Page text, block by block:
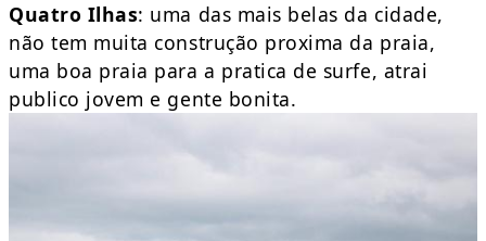
Quatro Ilhas: uma das mais belas da cidade,
não tem muita construção proxima da praia,
uma boa praia para a pratica de surfe, atrai
publico jovem e gente bonita.